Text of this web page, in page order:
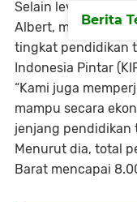
Selain level
Albert, mereka
tingkat pendidikan
Indonesia Pintar
“Kami juga
mampu secara
jenjang pendidikan
Menurut dia, total
Barat mencapai
Berita